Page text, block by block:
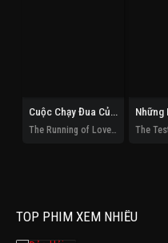
Cuộc Chạy Đua Của Tình Và Tiền
TOP PHIM XEM NHIỀU